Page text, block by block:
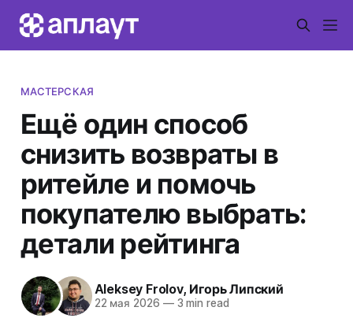
МАСТЕРСКАЯ
Ещё один способ
снизить возвраты в
ритейле и помочь
покупателю выбрать:
детали рейтинга
Aleksey Frolov, Игорь Липский
22 мая 2026 —3 min read